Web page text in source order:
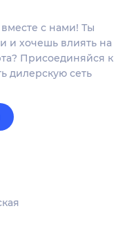
с нами! Ты
и хочешь влиять на
Присоединяйся к
дилерскую сеть